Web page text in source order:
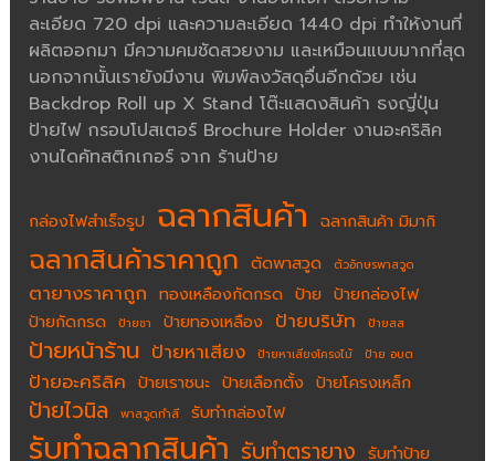
ละเอียด 720 dpi และความละเอียด 1440 dpi ทำให้งานที่
ผลิตออกมา มีความคมชัดสวยงาม และเหมือนแบบมากที่สุด
นอกจากนั้นเรายังมีงาน พิมพ์ลงวัสดุอื่นอีกด้วย เช่น
Backdrop Roll up X Stand โต๊ะแสดงสินค้า ธงญี่ปุ่น
ป้ายไฟ กรอบโปสเตอร์ Brochure Holder งานอะคริลิค
งานไดคัทสติกเกอร์ จาก ร้านป้าย
กล่องไฟสำเร็จรูป ฉลากสินค้า ฉลากสินค้า มิมากิ
ฉลากสินค้าราคาถูก ตัดพาสวูด ตัวอักษรพาสวูด
ตายางราคาถูก ทองเหลืองกัดกรด ป้าย ป้ายกล่องไฟ
ป้ายกัดกรด
ป้ายชา ป้ายทองเหลือง ป้ายบริษัท ป้ายสส
ป้ายหน้าร้าน ป้ายหาเสียง ป้ายหาเสียงโครงไม้ ป้าย อบต
ป้ายอะคริลิค ป้ายเราชนะ ป้ายเลือกตั้ง ป้ายโครงเหล็ก
ป้ายไวนิล พาสวูดทำสี รับทำกล่องไฟ
รับทำฉลากสินค้า รับทำตรายาง รับทำป้าย